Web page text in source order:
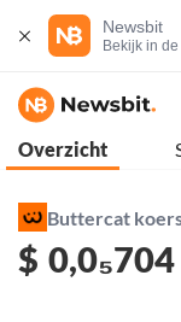
Newsbit
Bekijk in
Overzicht
Buttercat
$ 0,0₅704